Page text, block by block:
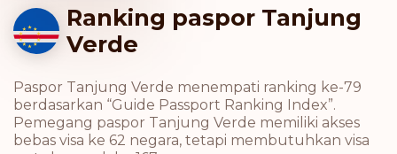
Ranking paspor Tanjung
Verde
Paspor Tanjung Verde menempati ranking ke-79
berdasarkan “Guide Passport Ranking Index”.
Pemegang paspor Tanjung Verde memiliki akses
bebas visa ke 62 negara, tetapi membutuhkan visa